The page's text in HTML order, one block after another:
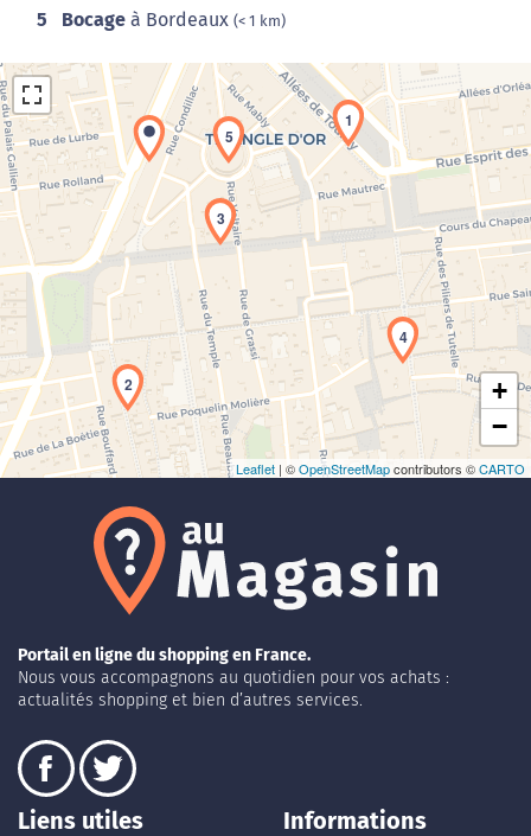
5 Bocage à Bordeaux (< 1 km)
Chargement de la carte en cours...
1
2
3
4
5
+
−
Leaflet | ©OpenStreetMapcontributors ©CARTO
Portail en ligne du shopping en France.
Nous vous accompagnons au quotidien pour vos achats :
actualités shopping et bien d’autres services.
Liens utiles Informations